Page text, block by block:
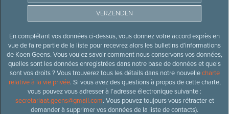
En complétant vos données ci-dessus, vous donnez votre accord exprès en
vue de faire partie de la liste pour recevrez alors les bulletins d’informations
de Koen Geens. Vous voulez savoir comment nous conservons vos données,
quelles sont les données enregistrées dans notre base de données et quels
sont vos droits ? Vous trouverez tous les détails dans notre nouvellecharte
relative à la vie privée. Si vous avez des questions à propos de cette charte,
vous pouvez vous adresser à l’adresse électronique suivante :
secretariaat.geens@gmail.com. Vous pouvez toujours vous rétracter et
demander à supprimer vos données de la liste de contacts).